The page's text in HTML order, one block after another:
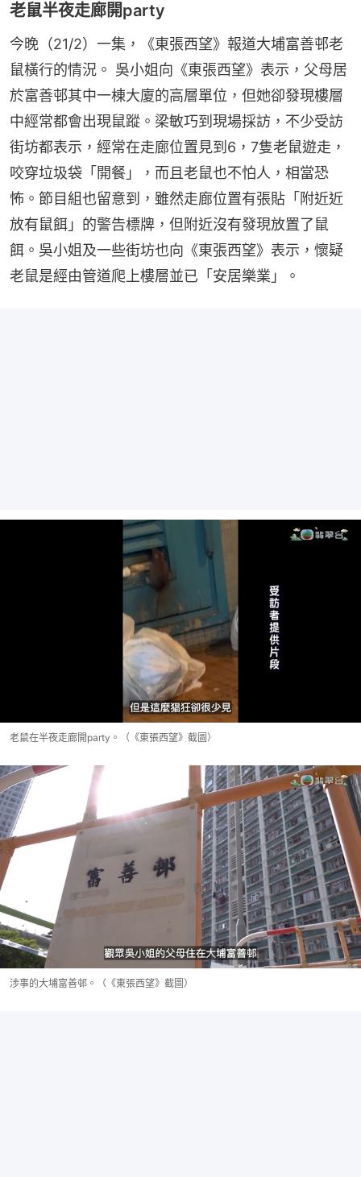
老鼠半夜走廊開party
今晚（21/2）一集，《東張西望》報道大埔富善邨老
鼠橫行的情況。 吳小姐向《東張西望》表示，父母居
於富善邨其中一棟大廈的高層單位，但她卻發現樓層
中經常都會出現鼠蹤。梁敏巧到現場採訪，不少受訪
街坊都表示，經常在走廊位置見到6，7隻老鼠遊走，
咬穿垃圾袋「開餐」，而且老鼠也不怕人，相當恐
怖。節目組也留意到，雖然走廊位置有張貼「附近近
放有鼠餌」的警告標牌，但附近沒有發現放置了鼠
餌。吳小姐及一些街坊也向《東張西望》表示，懷疑
老鼠是經由管道爬上樓層並已「安居樂業」。
老鼠在半夜走廊開party。（《東張西望》截圖）
涉事的大埔富善邨。（《東張西望》截圖）